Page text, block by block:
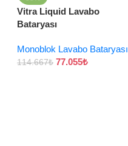
Vitra Liquid Lavabo
Bataryası
Monoblok Lavabo Bataryası
114.667₺ 77.055₺